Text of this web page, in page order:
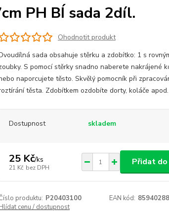
PH BÍ sada 2díl.
Ohodnotit produkt
sada obsahuje stěrku a zdobítko: 1 s
S pomocí stěrky snadno naberete nakrájené
naporcujete těsto. Skvělý pomocník při
těsta. Zdobítkem ozdobíte dorty, koláče apod.
Dostupnost skladem
25 Kč/ks
21 Kč bez DPH
Přidat do
produktu: P20403100 EAN kód:
cenu / dostupnost